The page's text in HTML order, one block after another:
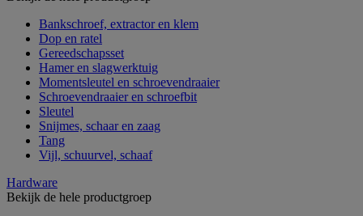
Bankschroef, extractor en klem
Dop en ratel
Gereedschapsset
Hamer en slagwerktuig
Momentsleutel en schroevendraaier
Schroevendraaier en schroefbit
Sleutel
Snijmes, schaar en zaag
Tang
Vijl, schuurvel, schaaf
Hardware
Bekijk de hele productgroep